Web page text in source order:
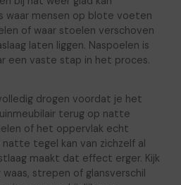
waar mensen op blote voeten
of waar stoelen verschoven
laten liggen. Naspoelen is
een vaste stap in het proces.
drogen voordat je het
terug op natte
of het oppervlak echt
tegel kan van zichzelf al
maakt dat effect erger. Kijk
strepen of glansverschil